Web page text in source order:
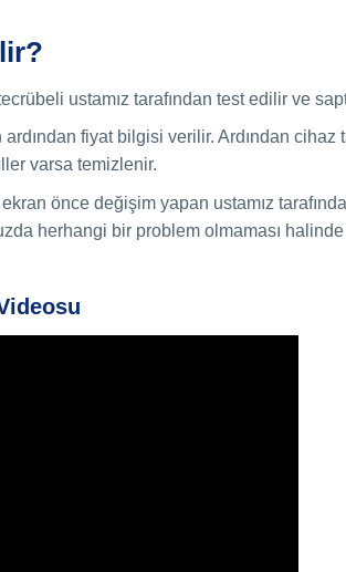
ustamız tarafından test edilir ve
ardından fiyat bilgisi verilir. Ardından
varsa temizlenir.
önce değişim yapan ustamız
herhangi bir problem olmaması